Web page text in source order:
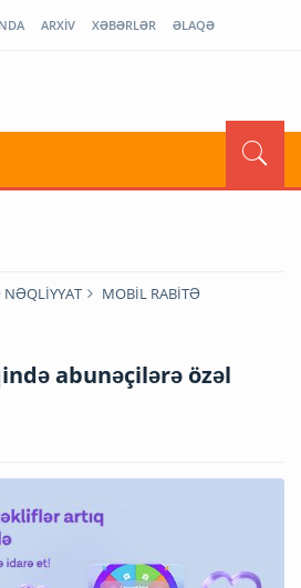
ARXİV XƏBƏRLƏR ƏLAQƏ
NƏQLİYYAT MOBİL RABİTƏ
abunəçilərə özəl